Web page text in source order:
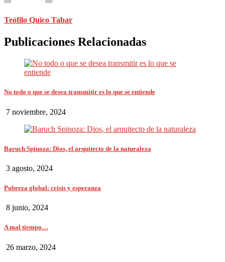
Teófilo Quico Tabar
Publicaciones Relacionadas
No todo o que se desea transmitir es lo que se entiende
7 noviembre, 2024
Baruch Spinoza: Dios, el arquitecto de la naturaleza
3 agosto, 2024
Pobreza global: crisis y esperanza
8 junio, 2024
A mal tiempo…
26 marzo, 2024